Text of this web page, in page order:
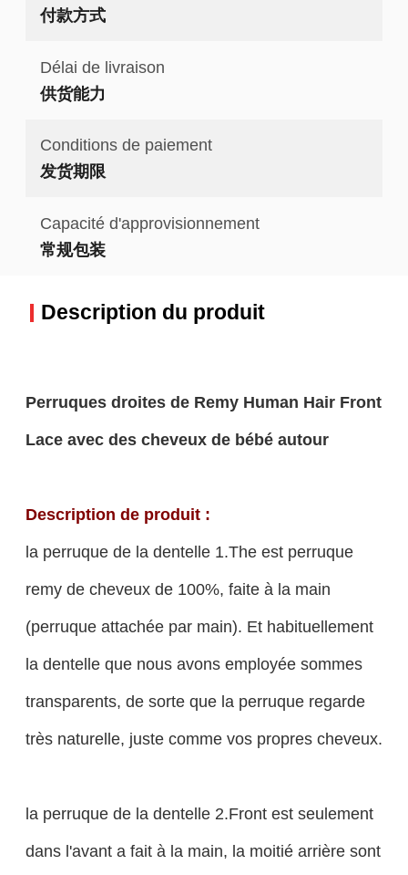
付款方式
Délai de livraison
供货能力
Conditions de paiement
发货期限
Capacité d'approvisionnement
常规包装
Description du produit
Perruques droites de Remy Human Hair Front
Lace avec des cheveux de bébé autour
Description de produit :
la perruque de la dentelle 1.The est perruque
remy de cheveux de 100%, faite à la main
(perruque attachée par main). Et habituellement
la dentelle que nous avons employée sommes
transparents, de sorte que la perruque regarde
très naturelle, juste comme vos propres cheveux.
la perruque de la dentelle 2.Front est seulement
dans l'avant a fait à la main, la moitié arrière sont